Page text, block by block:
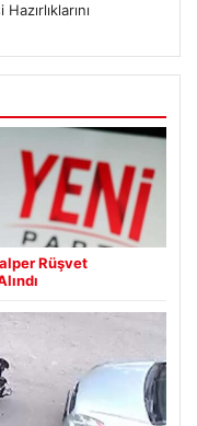
Rüşvet